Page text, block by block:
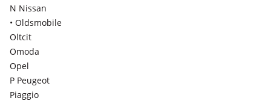
N Nissan
• Oldsmobile
Oltcit
Omoda
Opel
P Peugeot
Piaggio